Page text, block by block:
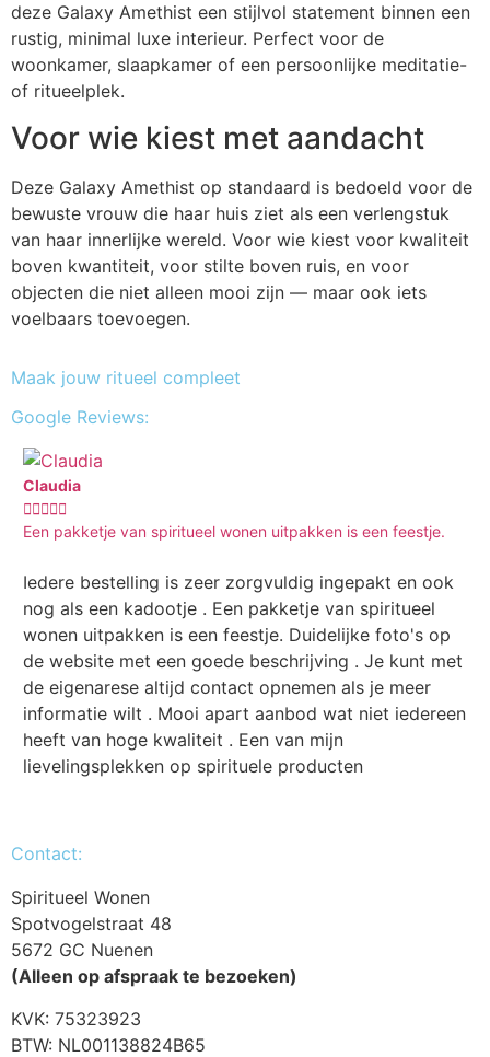
deze Galaxy Amethist een stijlvol statement binnen een
rustig, minimal luxe interieur. Perfect voor de
woonkamer, slaapkamer of een persoonlijke meditatie-
of ritueelplek.
Voor wie kiest met aandacht
Deze Galaxy Amethist op standaard is bedoeld voor de
bewuste vrouw die haar huis ziet als een verlengstuk
van haar innerlijke wereld. Voor wie kiest voor kwaliteit
boven kwantiteit, voor stilte boven ruis, en voor
objecten die niet alleen mooi zijn — maar ook iets
voelbaars toevoegen.
Maak jouw ritueel compleet
Google Reviews:
Claudia

Een pakketje van spiritueel wonen uitpakken is een feestje.
Iedere bestelling is zeer zorgvuldig ingepakt en ook
nog als een kadootje . Een pakketje van spiritueel
wonen uitpakken is een feestje. Duidelijke foto's op
de website met een goede beschrijving . Je kunt met
de eigenarese altijd contact opnemen als je meer
informatie wilt . Mooi apart aanbod wat niet iedereen
heeft van hoge kwaliteit . Een van mijn
lievelingsplekken op spirituele producten
Contact:
Spiritueel Wonen
Spotvogelstraat 48
5672 GC Nuenen
(Alleen op afspraak te bezoeken)
KVK: 75323923
BTW: NL001138824B65